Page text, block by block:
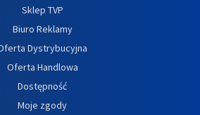
Sklep TVP
Biuro Reklamy
Dystrybucyjna
Oferta Handlowa
Dostępność
Moje zgody